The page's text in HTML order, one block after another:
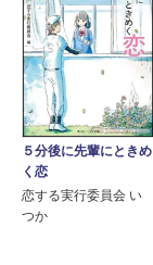
５分後に先輩にときめ
く恋
恋する実行委員会 い
つか